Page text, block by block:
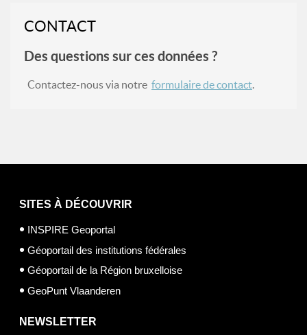
CONTACT
Des questions sur ces données ?
Contactez-nous via notre formulaire de contact.
SITES À DÉCOUVRIR
INSPIRE Geoportal
Géoportail des institutions fédérales
Géoportail de la Région bruxelloise
GeoPunt Vlaanderen
NEWSLETTER